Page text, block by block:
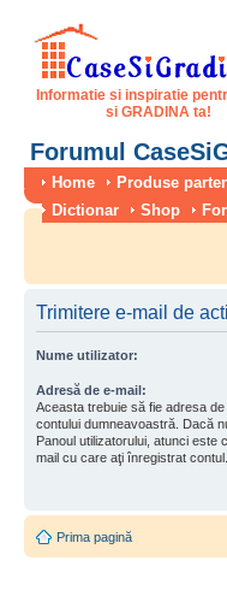
Informatie si inspiratie
si GRADINA ta!
Forumul
Home Produse
Dictionar
Shop
Trimitere e-mail de
Nume utilizator:
Adresă de e-mail:
Aceasta trebuie să fie adresa
contului dumneavoastră. Dacă
Panoul utilizatorului, atunci este
mail cu care aţi înregistrat contul.
Prima pagină